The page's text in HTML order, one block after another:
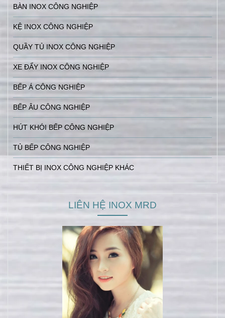
BÀN INOX CÔNG NGHIỆP
KỆ INOX CÔNG NGHIỆP
QUẦY TỦ INOX CÔNG NGHIỆP
XE ĐẨY INOX CÔNG NGHIỆP
BẾP Á CÔNG NGHIỆP
BẾP ÂU CÔNG NGHIỆP
HÚT KHÓI BẾP CÔNG NGHIỆP
TỦ BẾP CÔNG NGHIỆP
THIẾT BỊ INOX CÔNG NGHIỆP KHÁC
LIÊN HỆ INOX MRD